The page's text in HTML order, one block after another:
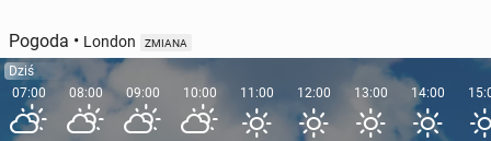
Pogoda • London ZMIANA
Dziś
07:00
08:00 09:00 10:00 11:00 12:00 13:00 14:00